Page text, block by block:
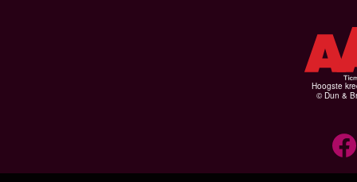
Hoogste
© Dun &